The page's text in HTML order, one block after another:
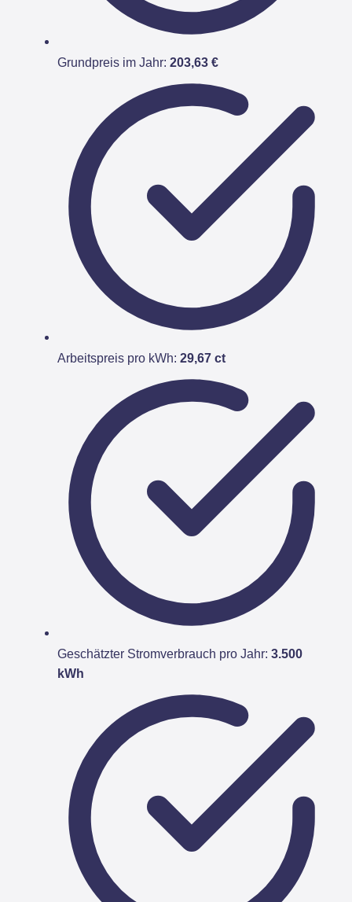
Grundpreis im Jahr: 203,63 €
Arbeitspreis pro kWh: 29,67 ct
Geschätzter Stromverbrauch pro Jahr: 3.500
kWh